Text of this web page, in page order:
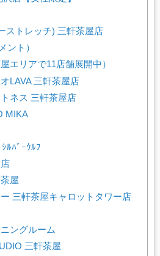
ストレッチ) 三軒茶屋店
ント）
エリアで11店舗展開中）
LAVA 三軒茶屋店
ネス 三軒茶屋店
MIKA
ﾙﾊﾞｰｳﾙﾌ
屋
三軒茶屋キャロットタワー店
ングルーム
三軒茶屋